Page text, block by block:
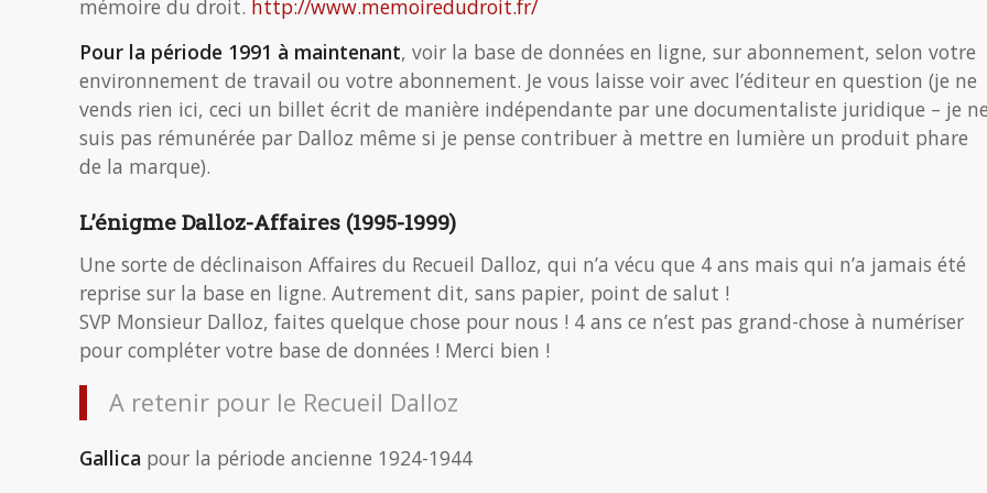
mémoire du droit. http://www.memoiredudroit.fr/
Pour la période 1991 à maintenant, voir la base de données en ligne, sur abonnement, selon votre
environnement de travail ou votre abonnement. Je vous laisse voir avec l’éditeur en question (je ne
vends rien ici, ceci un billet écrit de manière indépendante par une documentaliste juridique – je
suis pas rémunérée par Dalloz même si je pense contribuer à mettre en lumière un produit phare
de la marque).
L’énigme Dalloz-Affaires (1995-1999)
Une sorte de déclinaison Affaires du Recueil Dalloz, qui n’a vécu que 4 ans mais qui n’a jamais été
reprise sur la base en ligne. Autrement dit, sans papier, point de salut !
SVP Monsieur Dalloz, faites quelque chose pour nous ! 4 ans ce n’est pas grand-chose à numériser
pour compléter votre base de données ! Merci bien !
A retenir pour le Recueil Dalloz
Gallica pour la période ancienne 1924-1944